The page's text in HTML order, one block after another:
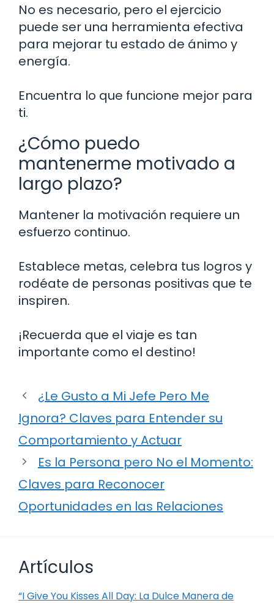
No es necesario, pero el ejercicio
puede ser una herramienta efectiva
para mejorar tu estado de ánimo y
energía.
Encuentra lo que funcione mejor para
ti.
¿Cómo puedo
mantenerme motivado a
largo plazo?
Mantener la motivación requiere un
esfuerzo continuo.
Establece metas, celebra tus logros y
rodéate de personas positivas que te
inspiren.
¡Recuerda que el viaje es tan
importante como el destino!
¿Le Gusto a Mi Jefe Pero Me
Ignora? Claves para Entender su
Comportamiento y Actuar
Es la Persona pero No el Momento:
Claves para Reconocer
Oportunidades en las Relaciones
Artículos
“I Give You Kisses All Day: La Dulce Manera de